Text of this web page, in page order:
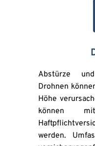
Abstürze
Drohnen
Höhe
können
werden.